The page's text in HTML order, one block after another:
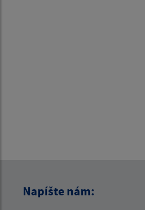
Napíšte nám: